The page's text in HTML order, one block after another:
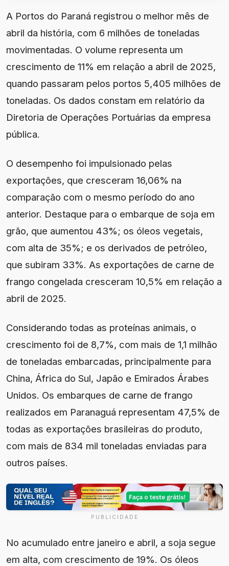
A Portos do Paraná registrou o melhor mês de
abril da história, com 6 milhões de toneladas
movimentadas. O volume representa um
crescimento de 11% em relação a abril de 2025,
quando passaram pelos portos 5,405 milhões de
toneladas. Os dados constam em relatório da
Diretoria de Operações Portuárias da empresa
pública.
O desempenho foi impulsionado pelas
exportações, que cresceram 16,06% na
comparação com o mesmo período do ano
anterior. Destaque para o embarque de soja em
grão, que aumentou 43%; os óleos vegetais,
com alta de 35%; e os derivados de petróleo,
que subiram 33%. As exportações de carne de
frango congelada cresceram 10,5% em relação a
abril de 2025.
Considerando todas as proteínas animais, o
crescimento foi de 8,7%, com mais de 1,1 milhão
de toneladas embarcadas, principalmente para
China, África do Sul, Japão e Emirados Árabes
Unidos. Os embarques de carne de frango
realizados em Paranaguá representam 47,5% de
todas as exportações brasileiras do produto,
com mais de 834 mil toneladas enviadas para
outros países.
PUBLICIDADE
No acumulado entre janeiro e abril, a soja segue
em alta, com crescimento de 19%. Os óleos